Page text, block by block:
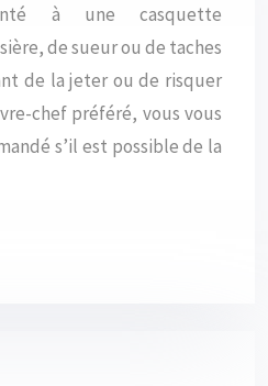
à une casquette
de sueur ou de taches
de la jeter ou de risquer
chef préféré, vous vous
s’il est possible de la